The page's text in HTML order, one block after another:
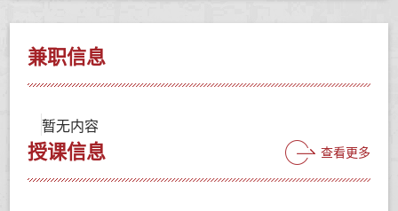
兼职信息
暂无内容
授课信息 查看更多